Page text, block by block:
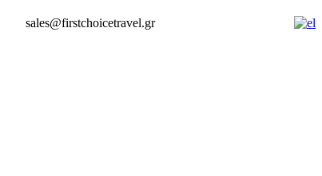
sales@firstchoicetravel.gr